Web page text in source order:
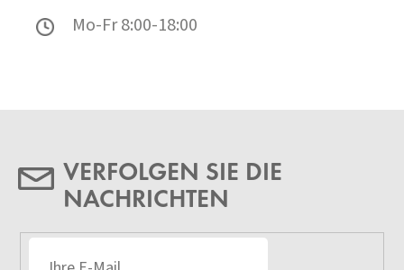
Mo-Fr 8:00-18:00
VERFOLGEN SIE DIE
NACHRICHTEN